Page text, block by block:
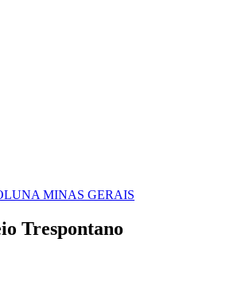
MINAS GERAIS
Trespontano